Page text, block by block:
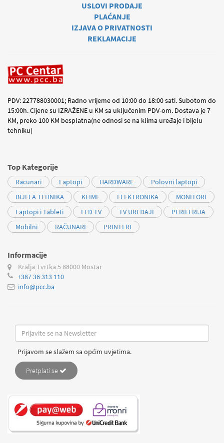
USLOVI PRODAJE
PLAĆANJE
IZJAVA O PRIVATNOSTI
REKLAMACIJE
PDV: 227788030001; Radno vrijeme od 10:00 do 18:00 sati. Subotom do
15:00h. Cijene su IZRAŽENE u KM sa uključenim PDV-om. Dostava je 7
KM, preko 100 KM besplatna(ne odnosi se na klima uređaje i bijelu
tehniku)
Top Kategorije
Racunari Laptopi HARDWARE
Polovni laptopi
BIJELA TEHNIKA
KLIME ELEKTRONIKA
MONITORI
Laptopi i Tableti
LED TV TV UREĐAJI
PERIFERIJA
Mobilni
RAČUNARI PRINTERI
Informacije
Kralja Tvrtka 5 88000 Mostar
+387 36 313 110
info@pcc.ba
Prijavom se slažem sa općim uvjetima.
Pretplati se